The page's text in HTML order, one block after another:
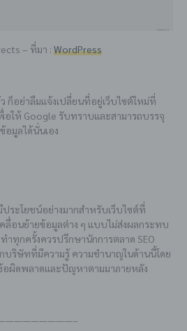
– ที่มา : WordPress
ก็อย่าลืมแจ้งเปลี่ยนที่อยู่เว็บไซต์ใหม่ที่
อให้ Google รับทราบและสามารถบรรจุ
อมูลได้นั่นเอง
ระโยชน์อย่างมากสำหรับเว็บไซต์ที่
ลื่อนย้ายข้อมูลต่าง ๆ แบบไม่ส่งผลกระทบ
ำทุกครั้งควรปรึกษานักการตลาด SEO
บริษัทที่มีความรู้ ความชำนาญในด้านนี้โดย
อผิดพลาดและปัญหาตามมาภายหลัง